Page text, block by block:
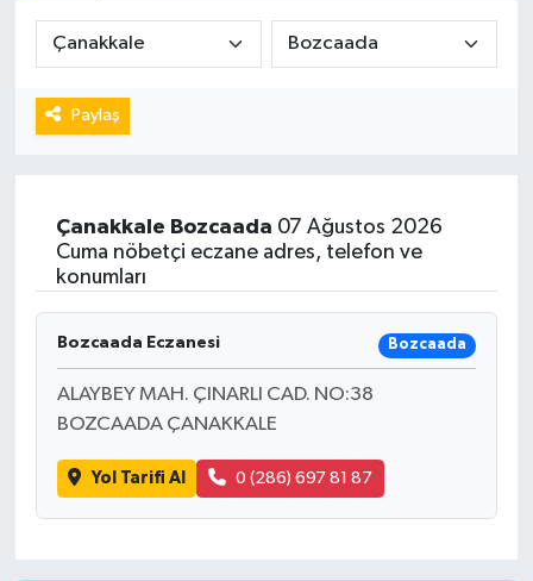
Paylaş
Çanakkale Bozcaada 07 Ağustos 2026
Cuma nöbetçi eczane adres, telefon ve
konumları
Bozcaada Eczanesi Bozcaada
ALAYBEY MAH. ÇINARLI CAD. NO:38
BOZCAADA ÇANAKKALE
Yol Tarifi Al 0 (286) 697 81 87
Spor
Turizm
Gazipaşa
Tüm Manşetler
Son Dakika Haberleri